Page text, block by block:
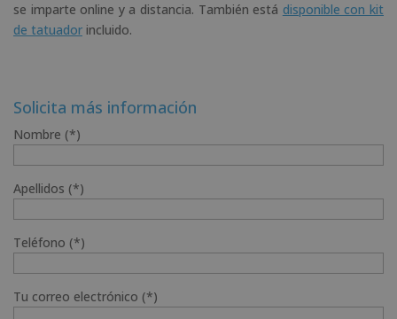
se imparte online y a distancia. También está disponible con kit
de tatuador incluido.
Solicita más información
Nombre (*)
Apellidos (*)
Teléfono (*)
Tu correo electrónico (*)